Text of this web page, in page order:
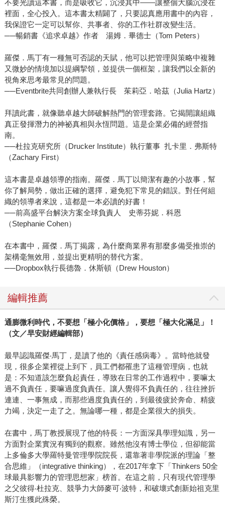
不要光讀這本書，而是吸收它，沉浸其中——讓整個大腦沉浸在
裡面，全心投入。這本書太精闢了，只要認真應用書中的內容，
我保證它一定可以幫你、共事者、你的工作社群改變生活。
──暢銷書《追求卓越》作者 湯姆．畢德士（Tom Peters）
羅傑．馬丁有一種無可否認的天賦，他可以把管理與策略中複雜
又微妙的情境加以提綱挈領，並提供一個框架，讓我們以全新的
視角來思考最常見的問題。
──Eventbrite共同創辦人兼執行長 茱莉亞．哈茲（Julia Hartz）
拜讀此書，就像聽卓越大師破解熱門的管理套路。它揭開讓組織
真正發揮潛力的神祕真相與永恆問題。這是企業必備的經營指
南。
──杜拉克研究所（Drucker Institute）執行董事 扎卡里．弗斯特
（Zachary First）
這本書是卓越領導的指南。羅傑．馬丁以簡潔有趣的小故事，幫
你了解局勢，做出正確的選擇，避免犯下常見的錯誤。對任何組
織的領導者來說，這都是一本必讀的好書！
──前高盛平台解決方案全球負責人 史蒂芬妮．科恩
（Stephanie Cohen）
在本書中，羅傑．馬丁揭露，為什麼商業界有那麼多備受推崇的
架構毫無效用，並提出更精明的替代方案。
──Dropbox執行長德魯．休斯頓（Drew Houston）
編輯推薦
通膨微利時代，不要想「極小化價格」，要想「極大化滿足」！
（文／早安財經編輯部）
最早認識羅傑‧馬丁，是讀了他的《責任感病毒》。當時他就發
現，很多企業裡從上到下，員工們都罹患了這種管理病，也就
是：不知道該怎麼負起責任，導致在日常的工作過程中，要嘛太
過不負責任，要嘛過度負責任。讓人覺得不負責任的，往往挫折
連連、一事無成，而那些過度負責任的，到最後疲於奔命、精疲
力竭，決定一走了之。無論哪一種，都是企業很大的損失。
在書中，馬丁教授展現了他的特長：一方面深具學理知識，另一
方面對企業實況有獨到的觀察。雖然他沒有博士學位，但卻能當
上多倫多大學羅特曼管理學院院長，還靠著非學院派的理論「整
合思維」（integrative thinking），在2017年拿下「Thinkers 50全
球最具影響力的管理思想家」榜首。在這之前，只有現代管理學
之父彼得‧杜拉克、競爭力大師麥可‧波特，和破壞式創新始祖克里
斯汀生獲此殊榮。